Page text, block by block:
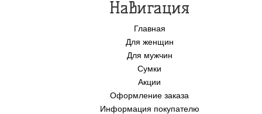
Навигация
Главная
Для женщин
Для мужчин
Сумки
Акции
Оформление заказа
Информация покупателю